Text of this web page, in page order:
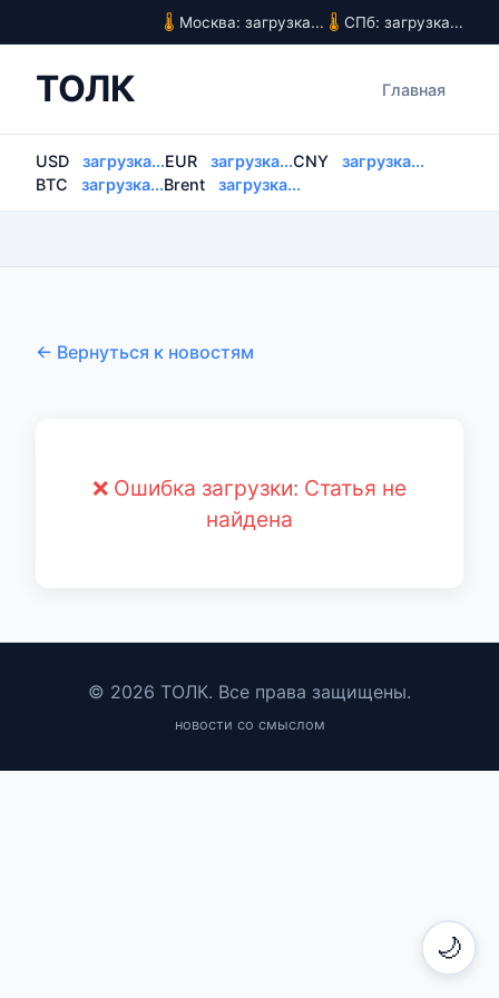
🌙
Москва: загрузка... СПб: загрузка...
ТОЛК Главная
USD загрузка...EUR загрузка...CNY
загрузка...
BTC
загрузка...Brent загрузка...
← Вернуться к новостям
❌ Ошибка загрузки: Статья не
найдена
© 2026 ТОЛК. Все права защищены.
новости со смыслом